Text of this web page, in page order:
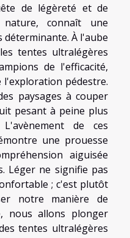
de légèreté et de
connaît une
déterminante. À l'aube
tentes ultralégères
de l'efficacité,
l'exploration pédestre.
paysages à couper
pesant à peine plus
de ces
une prouesse
aiguisée
Léger ne signifie pas
; c'est plutôt
notre manière de
nous allons plonger
tentes ultralégères